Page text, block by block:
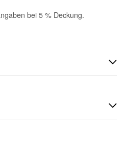
bei 5 % Deckung.